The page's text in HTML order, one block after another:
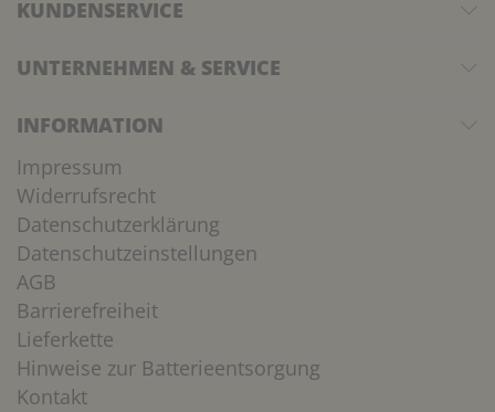
KUNDENSERVICE
UNTERNEHMEN & SERVICE
INFORMATION
Impressum
Widerrufsrecht
Datenschutzerklärung
Datenschutzeinstellungen
AGB
Barrierefreiheit
Lieferkette
Hinweise zur Batterieentsorgung
Kontakt